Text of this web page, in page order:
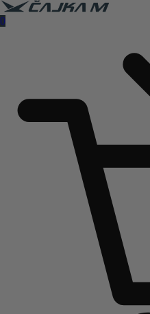
+381 32 5461 011
KAKO DO NAS
0